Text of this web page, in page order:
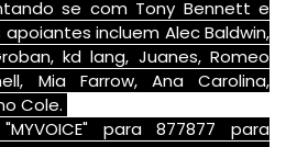
se com Tony Bennett e
apoiantes incluem Alec Baldwin,
, kd lang, Juanes, Romeo
, Mia Farrow, Ana
Carolina,
Cole.
" para
877877 para